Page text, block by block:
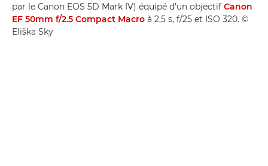
par le Canon EOS 5D Mark IV) équipé d'un objectif Canon
EF 50mm f/2.5 Compact Macro à 2,5 s, f/25 et ISO 320. ©
Eliška Sky